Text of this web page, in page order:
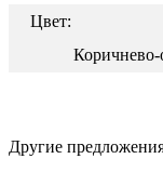
Цвет:
Другие